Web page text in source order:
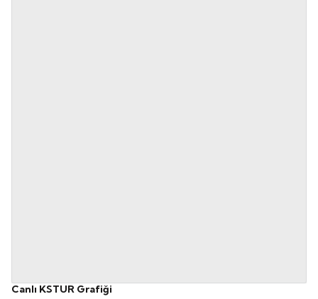
Canlı KSTUR Grafiği